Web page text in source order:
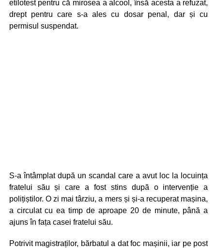
etilotest pentru că mirosea a alcool, însă acesta a refuzat,
drept pentru care s-a ales cu dosar penal, dar și cu
permisul suspendat.
S-a întâmplat după un scandal care a avut loc la locuința
fratelui său și care a fost stins după o intervenție a
polițiștilor. O zi mai târziu, a mers și și-a recuperat mașina,
a circulat cu ea timp de aproape 20 de minute, până a
ajuns în fața casei fratelui său.
Potrivit magistraților, bărbatul a dat foc mașinii, iar pe post